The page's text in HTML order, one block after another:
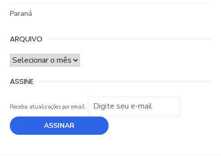
Paraná
ARQUIVO
ARQUIVO
ASSINE
Receba atualizações por email.